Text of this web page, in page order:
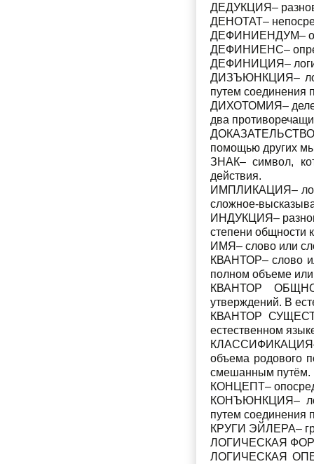
ДЕДУКЦИЯ–
ДЕНОТАТ–
ДЕФИНИЕНДУМ–
ДЕФИНИЕНС–
ДЕФИНИЦИЯ–
ДИЗЪЮНКЦИЯ–
путем соединения
ДИХОТОМИЯ–
два
ДОКАЗАТЕЛЬСТВО–
помощью других
ЗНАК– символ,
действия.
ИМПЛИКАЦИЯ–
сложное-
ИНДУКЦИЯ–
степени общности
ИМЯ– слово или
КВАНТОР– слово
полном объеме или
КВАНТОР
утверждений. В
КВАНТОР
естественном
КЛАССИФИКАЦИЯ–
объема родового
сме­шанным путём.
КОНЦЕПТ–
КОНЪЮНКЦИЯ–
путем соединения
КРУГИ ЭЙЛЕРА–
ЛОГИЧЕСКАЯ
ЛОГИЧЕСКАЯ